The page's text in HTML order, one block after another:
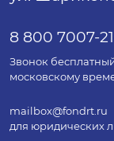
8 800 7007-
Звонок
московскому
mailbox@fondrt.ru
для юридических